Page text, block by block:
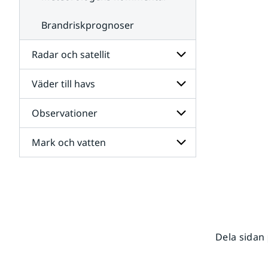
Brandriskprognoser
Radar och satellit
Undersidor
för
Radar
och
satellit
Väder till havs
Undersidor
för
Väder
till
havs
Observationer
Undersidor
för
Mark och vatten
Dela sidan